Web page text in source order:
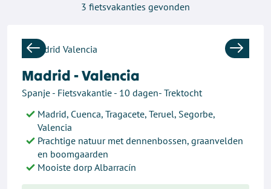
3 fietsvakanties gevonden
Previous Next
Madrid - Valencia
Spanje - Fietsvakantie - 10 dagen- Trektocht
Madrid, Cuenca, Tragacete, Teruel, Segorbe,
Valencia
Prachtige natuur met dennenbossen, graanvelden
en boomgaarden
Mooiste dorp Albarracín